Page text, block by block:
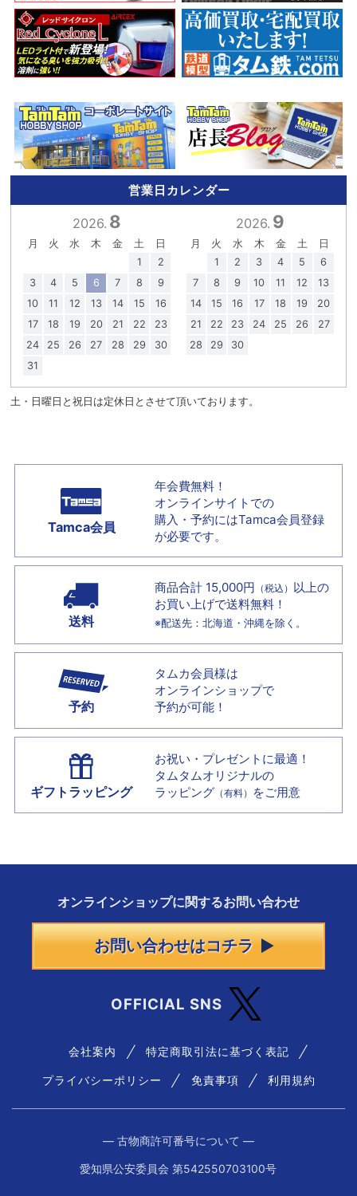
営業日カレンダー
2026. 8
月 火 水 木 金 土
日
1
2
3
4 5 6 7 8
9
10
11 12 13 14 15
16
17
18 19 20 21 22
23
24
25 26 27 28 29
30
31
2026. 9
月 火 水 木 金 土
日
1
2 3 4 5
6
7
8 9 10 11 12
13
14
15 16 17 18 19
20
21
22 23 24 25 26
27
28
29 30
土・日曜日と祝日は定休日とさせて頂いております。
Tamca会員
年会費無料！
オンラインサイトでの
購入・予約にはTamca会員登録
が必要です。
送料
商品合計 15,000円 （税込） 以上の
お買い上げで送料無料！
※配送先：北海道・沖縄を除く。
予約
タムカ会員様は
オンラインショップで
予約が可能！
ギフトラッピング
お祝い・プレゼントに最適！
タムタムオリジナルの
ラッピング （有料） をご用意
オンラインショップに関するお問い合わせ
お問い合わせはコチラ
OFFICIAL SNS
会社案内 特定商取引法に基づく表記
プライバシーポリシー 免責事項 利用規約
― 古物商許可番号について ―
愛知県公安委員会 第542550703100号